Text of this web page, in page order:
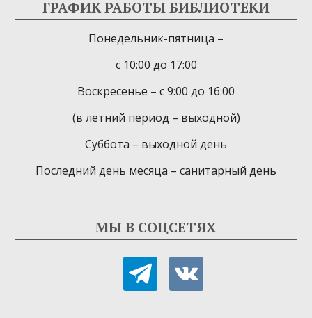
ГРАФИК РАБОТЫ БИБЛИОТЕКИ
Понедельник-пятница –
с 10:00 до 17:00
Воскресенье – с 9:00 до 16:00
(в летний период – выходной)
Суббота – выходной день
Последний день месяца – санитарный день
МЫ В СОЦСЕТЯХ
telegramvkontakte